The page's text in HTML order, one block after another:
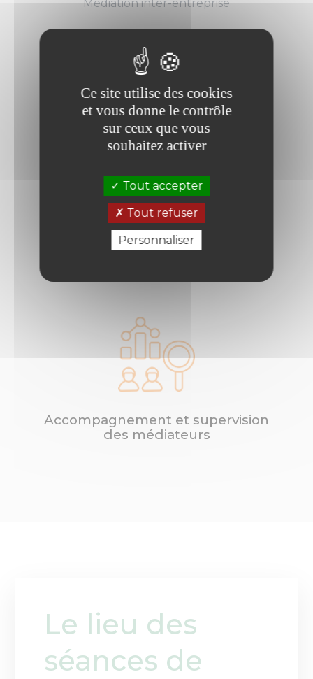
Médiation inter-entreprise
Médiation familiale
Pour une crise à traverser en famille
Couple
Suite à une succession
Accompagnement et supervision
des médiateurs
Le lieu des
séances de
Ce site utilise des cookies
et vous donne le contrôle
sur ceux que vous
souhaitez activer
Tout accepter
Tout refuser
Personnaliser